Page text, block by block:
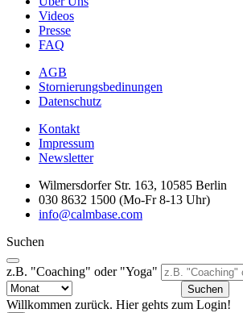
Videos
Presse
FAQ
AGB
Stornierungsbedinungen
Datenschutz
Kontakt
Impressum
Newsletter
Wilmersdorfer Str. 163, 10585 Berlin
030 8632 1500 (Mo-Fr 8-13 Uhr)
info@calmbase.com
Suchen
z.B. "Coaching" oder "Yoga"
Suchen
Willkommen zurück. Hier gehts zum Login!